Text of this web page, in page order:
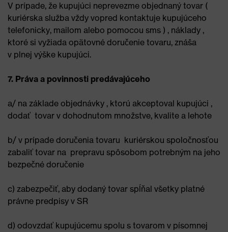
V prípade, že kupujúci neprevezme objednaný tovar (
kuriérska služba vždy vopred kontaktuje kupujúceho
telefonicky, mailom alebo pomocou sms ) , náklady ,
ktoré si vyžiada opätovné doručenie tovaru, znáša
v plnej výške kupujúci.
7. Práva a povinnosti predávajúceho
a/ na základe objednávky , ktorú akceptoval kupujúci ,
dodať tovar v dohodnutom množstve, kvalite a lehote
b/ v prípade doručenia tovaru kuriérskou spoločnosťou
zabaliť tovar na prepravu spôsobom potrebným na jeho
bezpečné doručenie
c) zabezpečiť, aby dodaný tovar spĺňal všetky platné
právne predpisy v SR
d) odovzdať kupujúcemu spolu s tovarom v písomnej